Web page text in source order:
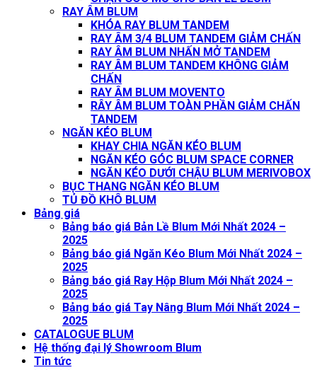
RAY ÂM BLUM
KHÓA RAY BLUM TANDEM
RAY ÂM 3/4 BLUM TANDEM GIẢM CHẤN
RAY ÂM BLUM NHẤN MỞ TANDEM
RAY ÂM BLUM TANDEM KHÔNG GIẢM
CHẤN
RAY ÂM BLUM MOVENTO
RÂY ÂM BLUM TOÀN PHẦN GIẢM CHẤN
TANDEM
NGĂN KÉO BLUM
KHAY CHIA NGĂN KÉO BLUM
NGĂN KÉO GÓC BLUM SPACE CORNER
NGĂN KÉO DƯỚI CHẬU BLUM MERIVOBOX
BỤC THANG NGĂN KÉO BLUM
TỦ ĐỒ KHÔ BLUM
Bảng giá
Bảng báo giá Bản Lề Blum Mới Nhất 2024 –
2025
Bảng báo giá Ngăn Kéo Blum Mới Nhất 2024 –
2025
Bảng báo giá Ray Hộp Blum Mới Nhất 2024 –
2025
Bảng báo giá Tay Nâng Blum Mới Nhất 2024 –
2025
CATALOGUE BLUM
Hệ thống đại lý Showroom Blum
Tin tức